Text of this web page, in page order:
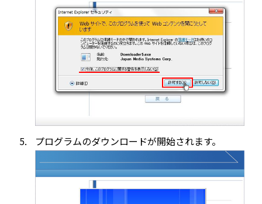
プログラムのダウンロードが開始されます。